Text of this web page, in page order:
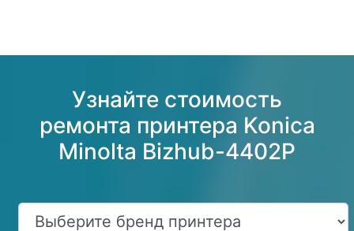
Узнайте стоимость
ремонта принтера Konica
Minolta Bizhub-4402P